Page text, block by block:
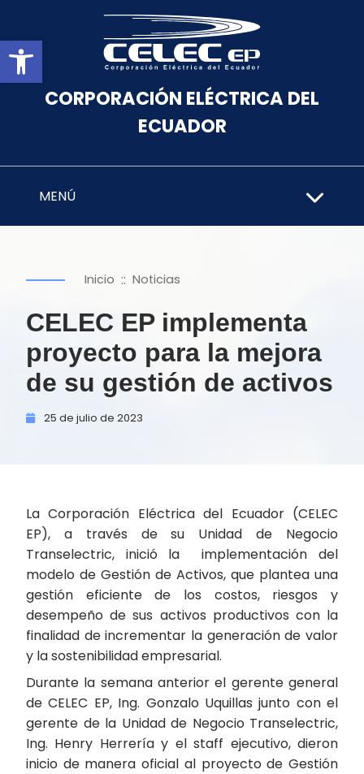
Abrir barra de herramientas
CORPORACIÓN ELÉCTRICA DEL
ECUADOR
MENÚ
Inicio :: Noticias
CELEC EP implementa
proyecto para la mejora
de su gestión de activos
25 de julio de 2023
La Corporación Eléctrica del Ecuador (CELEC
EP), a través de su Unidad de Negocio
Transelectric, inició la implementación del
modelo de Gestión de Activos, que plantea una
gestión eficiente de los costos, riesgos y
desempeño de sus activos productivos con la
finalidad de incrementar la generación de valor
y la sostenibilidad empresarial.
Durante la semana anterior el gerente general
de CELEC EP, Ing. Gonzalo Uquillas junto con el
gerente de la Unidad de Negocio Transelectric,
Ing. Henry Herrería y el staff ejecutivo, dieron
inicio de manera oficial al proyecto de Gestión